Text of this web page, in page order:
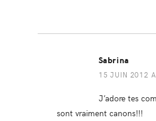
Sabrina
15 JUIN 2012
J’adore tes
sont vraiment canons!!!